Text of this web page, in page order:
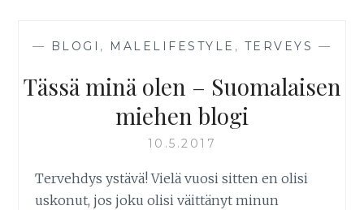
— BLOGI , MALELIFESTYLE , TERVEYS —
Tässä minä olen – Suomalaisen
miehen blogi
10.5.2017
Tervehdys ystävä! Vielä vuosi sitten en olisi
uskonut, jos joku olisi väittänyt minun